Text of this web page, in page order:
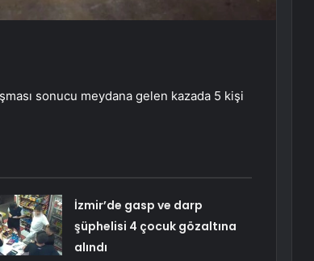
sonucu meydana gelen kazada 5 kişi
İzmir’de gasp ve darp
şüphelisi 4 çocuk gözaltına
alındı